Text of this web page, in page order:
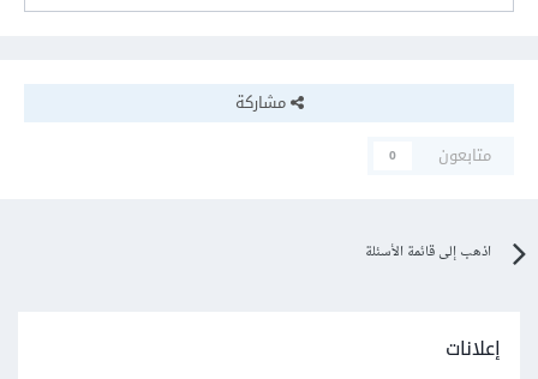
مشاركة
متابعون
0
اذهب إلى قائمة الأسئلة
إعلانات